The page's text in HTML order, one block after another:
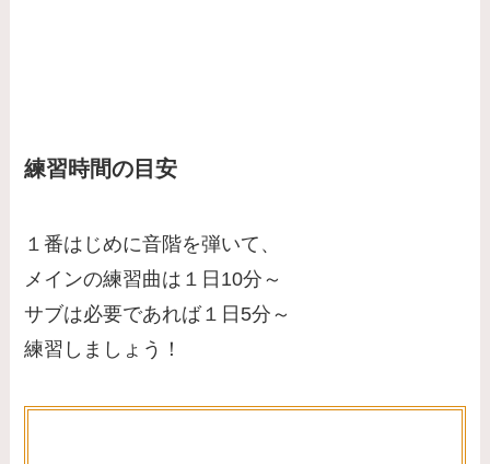
練習時間の目安
１番はじめに音階を弾いて、
メインの練習曲は１日10分～
サブは必要であれば１日5分～
練習しましょう！